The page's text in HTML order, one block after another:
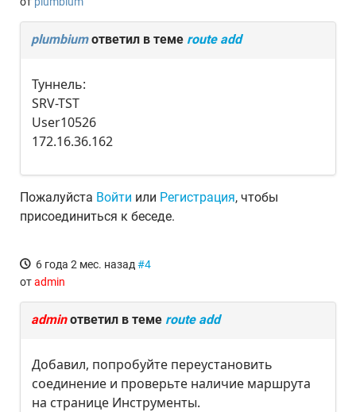
plumbiumответил в теме route add
Туннель:
SRV-TST
User10526
172.16.36.162
Пожалуйста Войти или Регистрация, чтобы
присоединиться к беседе.
6 года 2 мес. назад #4
отadmin
adminответил в теме route add
Добавил, попробуйте переустановить
соединение и проверьте наличие маршрута
на странице Инструменты.